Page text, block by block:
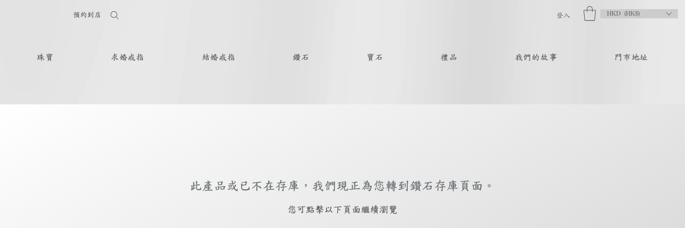
預約到店 登入 HKD (HK$)
珠寶 求婚戒指 結婚戒指 鑽石 寶石 禮品 我們的故事 門市地址
此產品或已不在存庫，我們現正為您轉到鑽石存庫頁面。
​您可點擊以下頁面繼續瀏覽